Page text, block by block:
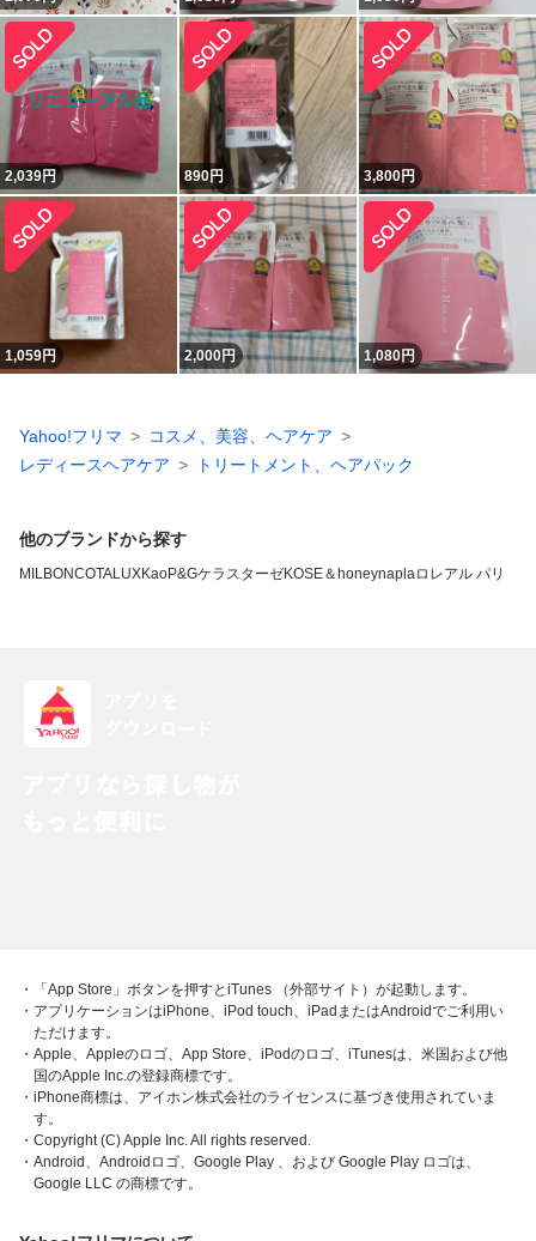
2,039円 890円 3,800円
1,059円 2,000円 1,080円
Yahoo!フリマ
コスメ、美容、ヘアケア
レディースヘアケア
トリートメント、ヘアパック
他のブランドから探す
MILBONCOTALUXKaoP&GケラスターゼKOSE＆honeynaplaロレアル パリ
・「App Store」ボタンを押すとiTunes （外部サイト）が起動します。
・アプリケーションはiPhone、iPod touch、iPadまたはAndroidでご利用い
ただけます。
・Apple、Appleのロゴ、App Store、iPodのロゴ、iTunesは、米国および他
国のApple Inc.の登録商標です。
・iPhone商標は、アイホン株式会社のライセンスに基づき使用されていま
す。
・Copyright (C) Apple Inc. All rights reserved.
・Android、Androidロゴ、Google Play 、および Google Play ロゴは、
Google LLC の商標です。